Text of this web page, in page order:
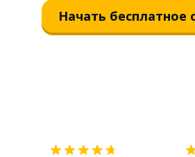
Начать бесплатное